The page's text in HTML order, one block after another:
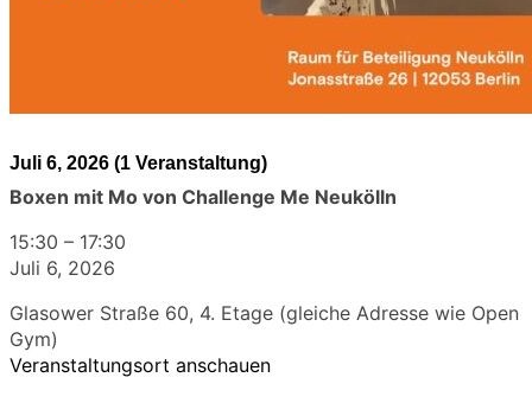
Juli 6, 2026 (1 Veranstaltung)
Boxen mit Mo von Challenge Me Neukölln
15:30 – 17:30
Juli 6, 2026
Glasower Straße 60, 4. Etage (gleiche Adresse wie Open
Gym)
Veranstaltungsort anschauen